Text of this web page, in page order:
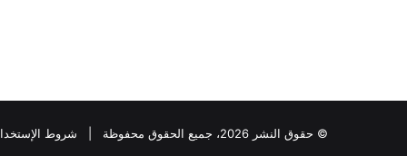
© حقوق النشر 2026، جميع الحقوق محفوظة | شروط